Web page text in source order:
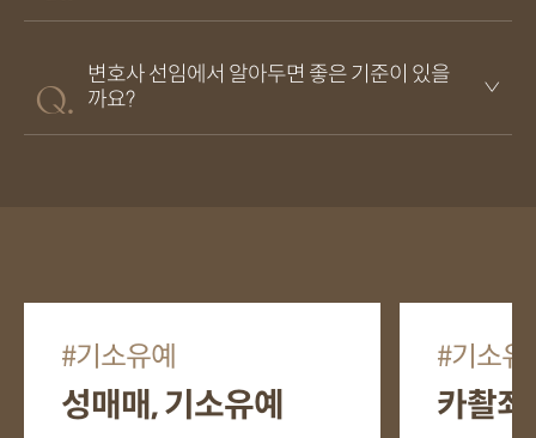
변호사 선임에서 알아두면 좋은 기준이 있을
까요?
기소유예
성매매, 기소유예
기소유
카촬죄